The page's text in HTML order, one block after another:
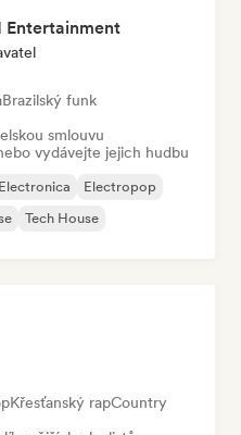
Entertainment
Brazilský funk
smlouvu
vydávejte jejich hudbu
Electronica
Electropop
Tech House
Křesťanský rapCountry